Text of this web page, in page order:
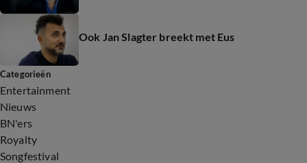
Ook Jan Slagter breekt met Eus
Categorieën
Entertainment
Nieuws
BN'ers
Royalty
Songfestival